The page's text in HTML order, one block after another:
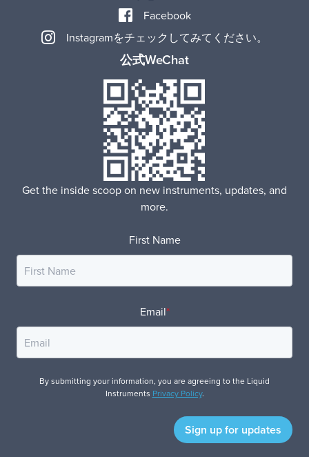
Facebook
Instagramをチェックしてみてください。
公式WeChat
Get the inside scoop on new instruments, updates, and
more.
First Name
Email*
By submitting your information, you are agreeing to the Liquid
Instruments Privacy Policy.